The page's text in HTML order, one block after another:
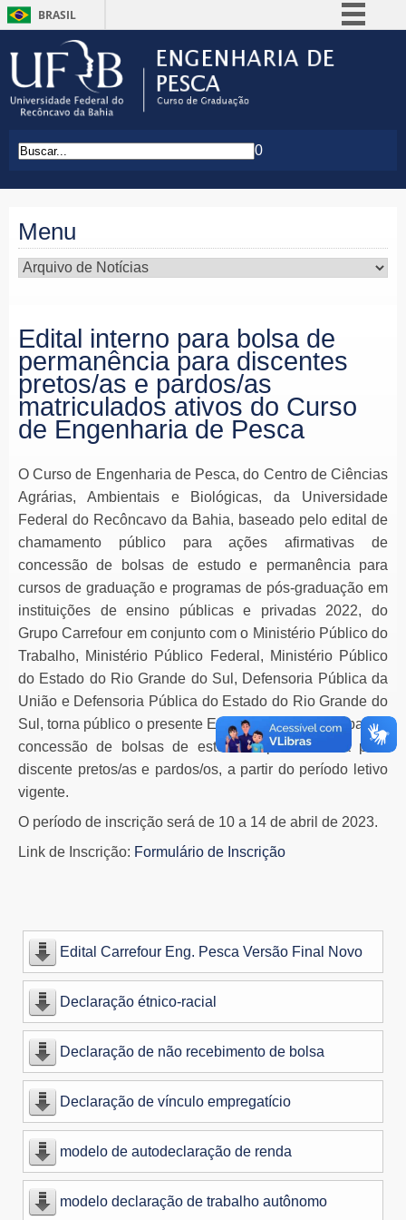
BRASIL
Legislação
Canais
0
Menu
Edital interno para bolsa de
permanência para discentes
pretos/as e pardos/as
matriculados ativos do Curso
de Engenharia de Pesca
O Curso de Engenharia de Pesca, do Centro de Ciências
Agrárias, Ambientais e Biológicas, da Universidade
Federal do Recôncavo da Bahia, baseado pelo edital de
chamamento público para ações afirmativas de
concessão de bolsas de estudo e permanência para
cursos de graduação e programas de pós-graduação em
instituições de ensino públicas e privadas 2022, do
Grupo Carrefour em conjunto com o Ministério Público do
Trabalho, Ministério Público Federal, Ministério Público
do Estado do Rio Grande do Sul, Defensoria Pública da
União e Defensoria Pública do Estado do Rio Grande do
Sul, torna público o presente Editalpara a seleção para a
concessão de bolsas de estudo e permanência para
discente pretos/as e pardos/os, a partir do período letivo
vigente.
O período de inscrição será de 10 a 14 de abril de 2023.
Link de Inscrição: Formulário de Inscrição
Edital Carrefour Eng. Pesca Versão Final Novo
Declaração étnico-racial
Declaração de não recebimento de bolsa
Declaração de vínculo empregatício
modelo de autodeclaração de renda
modelo declaração de trabalho autônomo